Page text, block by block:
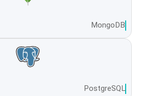
MongoDB
PostgreSQL